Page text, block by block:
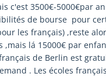
c'est 3500€-5000€par
de bourse pour
les français) ,reste
,mais lá 15000€ par
de Berlin est
. Les écoles